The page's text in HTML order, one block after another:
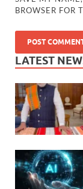
BROWSER FOR
LATEST